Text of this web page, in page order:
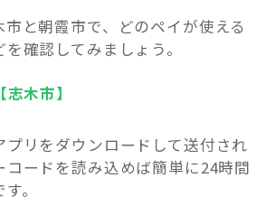
と朝霞市で、どのペイが使える
確認してみましょう。
木市】
プリをダウンロードして送付され
コードを読み込めば簡単に24時間
。